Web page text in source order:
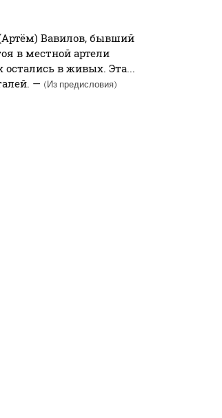
Вавилов, бывший
в местной артели
в живых. Эта...
— (Из предисловия)